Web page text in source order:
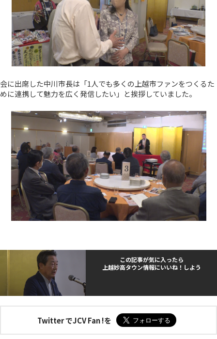
会に出席した中川市長は「1人でも多くの上越市ファンをつくるた
めに連携して魅力を広く発信したい」と挨拶していました。
この記事が気に入ったら
上越妙高タウン情報にいいね！しよう
Twitter でJCV Fan !を